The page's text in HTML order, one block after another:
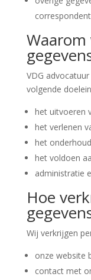
VDG
volgende
het uitvoeren
het verlenen
het
het voldoen
administratie
Hoe
Wij verkrijgen
onze website
contact met